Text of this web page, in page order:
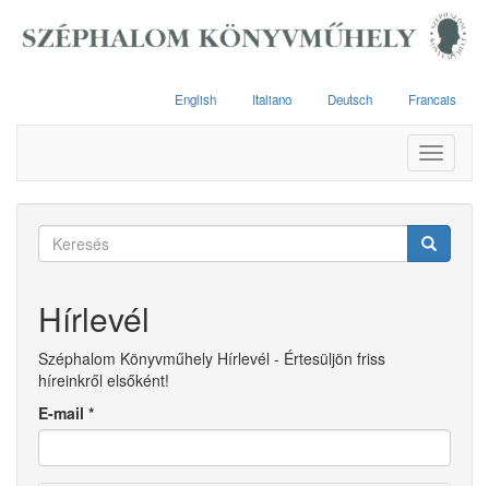
English Italiano Deutsch Francais
Toggle
Keresés
Hírlevél
Széphalom Könyvműhely Hírlevél - Értesüljön friss
híreinkről elsőként!
E-mail *